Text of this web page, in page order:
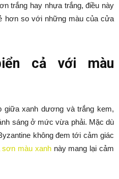
trắng hay nhựa trắng, điều này
hơn so với những màu của cửa
cả với màu
xanh dương và trắng kem,
sáng ở mức vừa phải. Mặc dù
không đem tới cảm giác
sơn màu xanhnày mang lại cảm